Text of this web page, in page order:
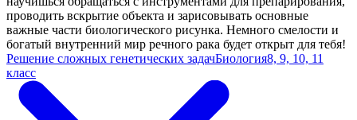
проводить вскрытие объекта и зарисовывать основные
важные части биологического рисунка. Немного смелости и
богатый внутренний мир речного рака будет открыт для тебя!
Решение сложных генетических задачБиология8, 9, 10, 11
класс